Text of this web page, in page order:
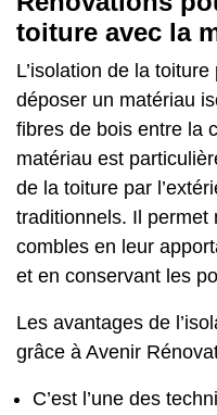
toiture avec la
L’isolation de la
déposer un matériau
fibres de bois entre la
matériau est
de la toiture par
traditionnels. Il permet
combles en leur
et en conservant les
Les avantages de
grâce à Avenir
C’est l’une des